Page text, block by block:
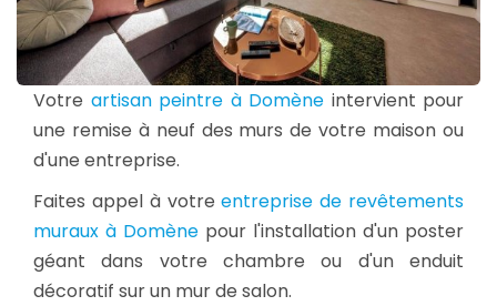
Votre artisan peintre à Domène intervient pour
une remise à neuf des murs de votre maison ou
d'une entreprise.
Faites appel à votreentreprise de revêtements
muraux à Domène pour l'installation d'un poster
géant dans votre chambre ou d'un enduit
décoratif sur un mur de salon.